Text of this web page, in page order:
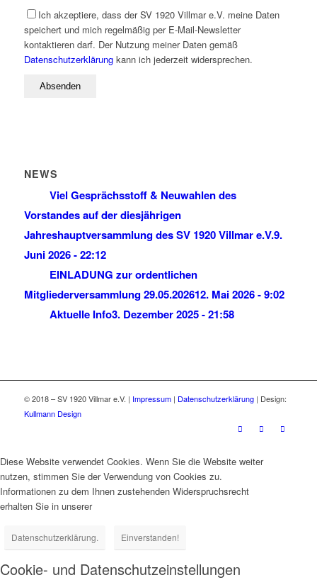
Ich akzeptiere, dass der SV 1920 Villmar e.V. meine Daten
speichert und mich regelmäßig per E-Mail-Newsletter
kontaktieren darf. Der Nutzung meiner Daten gemäß
Datenschutzerklärungkann ich jederzeit widersprechen.
NEWS
Viel Gesprächsstoff & Neuwahlen des
Vorstandes auf der diesjährigen
Jahreshauptversammlung des SV 1920 Villmar e.V.9.
Juni 2026 - 22:12
EINLADUNG zur ordentlichen
Mitgliederversammlung 29.05.202612. Mai 2026 - 9:02
Aktuelle Info3. Dezember 2025 - 21:58
© 2018 – SV 1920 Villmar e.V. | Impressum| Datenschutzerklärung| Design:
Kullmann Design
Diese Website verwendet Cookies. Wenn Sie die Website weiter
nutzen, stimmen Sie der Verwendung von Cookies zu.
Informationen zu dem Ihnen zustehenden Widerspruchsrecht
erhalten Sie in unserer
Datenschutzerklärung. Einverstanden!
Cookie- und Datenschutzeinstellungen